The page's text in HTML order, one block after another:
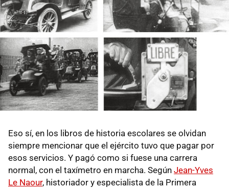
Eso sí, en los libros de historia escolares se olvidan
siempre mencionar que el ejército tuvo que pagar por
esos servicios. Y pagó como si fuese una carrera
normal, con el taxímetro en marcha. Según Jean-Yves
Le Naour, historiador y especialista de la Primera